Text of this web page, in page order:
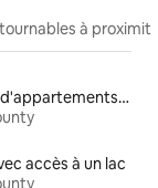
à
Résidences d'appartements en location
accès à un lac